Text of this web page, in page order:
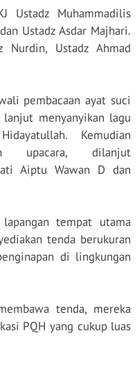
Ustadz Muhammadilis
Ustadz Asdar Majhari.
Nurdin, Ustadz Ahmad
pembacaan ayat suci
lanjut menyanyikan lagu
Kemudian
upacara, dilanjut
Aiptu Wawan D dan
tempat utama
tenda berukuran
di lingkungan
tenda, mereka
PQH yang cukup luas